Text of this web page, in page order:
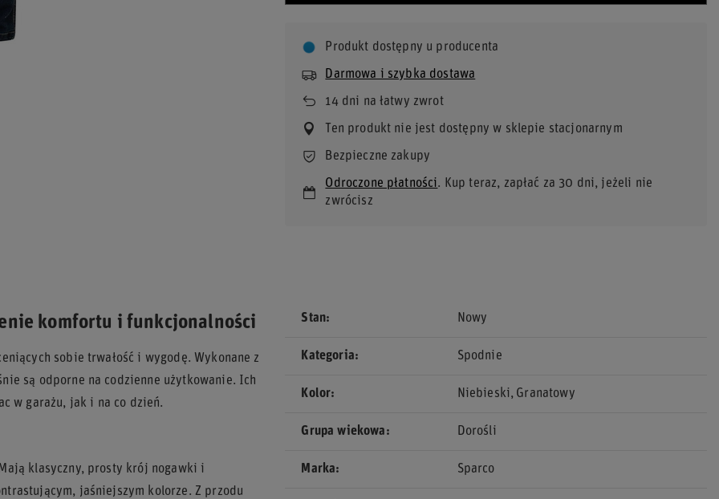
Produkt dostępny u producenta
Darmowa i szybka dostawa
14dni na łatwy zwrot
Ten produkt nie jest dostępny w sklepie stacjonarnym
Bezpieczne zakupy
Odroczone płatności. Kup teraz, zapłać za 30 dni, jeżeli nie
zwrócisz
komfortu i funkcjonalności
sobie trwałość i wygodę. Wykonane z
są odporne na codzienne użytkowanie. Ich
w garażu, jak i na co dzień.
klasyczny, prosty krój nogawki i
jaśniejszym kolorze. Z przodu
Stan Nowy
Kategoria Spodnie
Kolor Niebieski Granatowy
Grupa wiekowa Dorośli
Marka Sparco